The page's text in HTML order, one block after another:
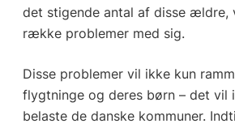
det stigende antal af disse ældre,
række problemer med sig.
Disse problemer vil ikke kun
flygtninge og deres børn – det vil
belaste de danske kommuner.